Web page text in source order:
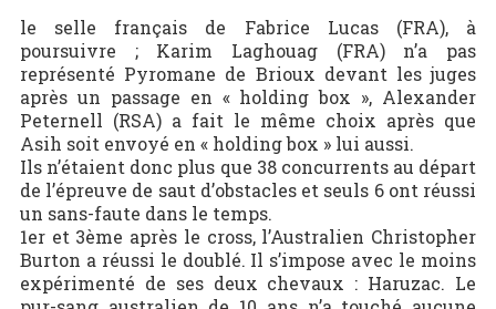
le selle français de Fabrice Lucas (FRA), à
poursuivre ; Karim Laghouag (FRA) n’a pas
représenté Pyromane de Brioux devant les juges
après un passage en « holding box », Alexander
Peternell (RSA) a fait le même choix après que
Asih soit envoyé en « holding box » lui aussi.
Ils n’étaient donc plus que 38 concurrents au départ
de l’épreuve de saut d’obstacles et seuls 6 ont réussi
un sans-faute dans le temps.
1er et 3ème après le cross, l’Australien Christopher
Burton a réussi le doublé. Il s’impose avec le moins
expérimenté de ses deux chevaux : Haruzac. Le